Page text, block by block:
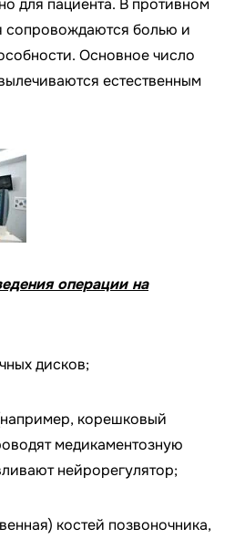
для пациента. В противном
сопровождаются болью и
Основное число
естественным
операции на
дисков;
корешковый
медикаментозную
нейрорегулятор;
костей позвоночника,